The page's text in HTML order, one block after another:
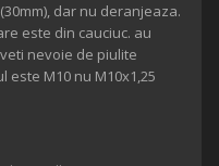
dar nu deranjeaza.
este din cauciuc. au
nevoie de piulite
M10 nu M10x1,25